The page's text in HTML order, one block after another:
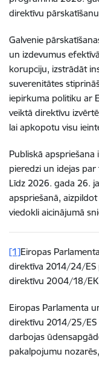
direktīvu
Galvenie
un izdevumus
korupciju, izstrādāt
suverenitātes
iepirkuma politiku ar
veiktā direktīvu
lai apkopotu visu
Publiskā apspriešana
pieredzi un idejas
Līdz 2026. gada 26.
apspriešanā, aizpildot
viedokli aicinājumā
[1]Eiropas
direktīva 2014/24/
direktīvu 2004/18/
Eiropas Parlamenta
direktīvu 2014/25/
darbojas
pakalpojumu